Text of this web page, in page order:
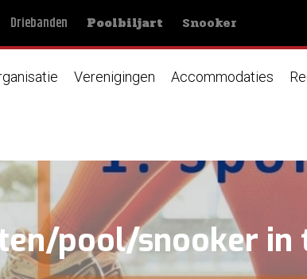
Driebanden Poolbiljart Snooker
Verenigingen Accommodaties
pool/snooker in